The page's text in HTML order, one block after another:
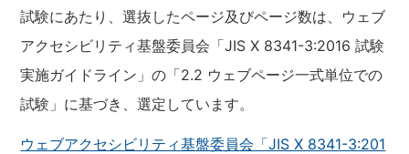
試験にあたり、選抜したページ及びページ数は、ウェブ
アクセシビリティ基盤委員会「JIS X 8341-3:2016 試験
実施ガイドライン」の「2.2 ウェブページ一式単位での
試験」に基づき、選定しています。
ウェブアクセシビリティ基盤委員会「JIS X 8341-3:201